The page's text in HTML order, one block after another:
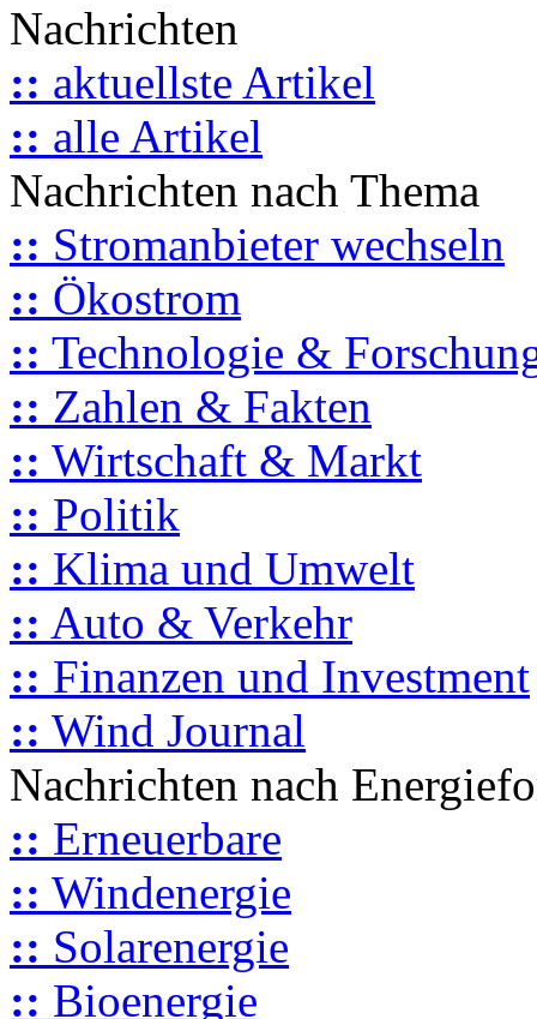
Nachrichten
:: aktuellste Artikel
:: alle Artikel
Nachrichten nach Thema
:: Stromanbieter wechseln
:: Ökostrom
:: Technologie &
:: Zahlen & Fakten
:: Wirtschaft & Markt
:: Politik
:: Klima und Umwelt
:: Auto & Verkehr
:: Finanzen und Investment
:: Wind Journal
Nachrichten nach
:: Erneuerbare
:: Windenergie
:: Solarenergie
:: Bioenergie